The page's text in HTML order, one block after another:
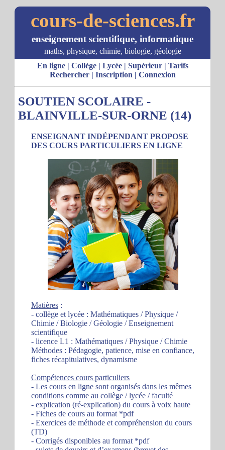
cours-de-sciences.fr
enseignement scientifique, informatique
maths, physique, chimie, biologie, géologie
En ligne| Collège| Lycée| Supérieur| Tarifs
Rechercher| Inscription | Connexion
SOUTIEN SCOLAIRE -
BLAINVILLE-SUR-ORNE (14)
ENSEIGNANT INDÉPENDANT PROPOSE
DES COURS PARTICULIERS EN LIGNE
Matières :
- collège et lycée : Mathématiques / Physique /
Chimie / Biologie / Géologie / Enseignement
scientifique
- licence L1 : Mathématiques / Physique / Chimie
Méthodes : Pédagogie, patience, mise en confiance,
fiches récapitulatives, dynamisme
Compétences cours particuliers
- Les cours en ligne sont organisés dans les mêmes
conditions comme au collège / lycée / faculté
- explication (ré-explication) du cours à voix haute
- Fiches de cours au format *pdf
- Exercices de méthode et compréhension du cours
(TD)
- Corrigés disponibles au format *pdf